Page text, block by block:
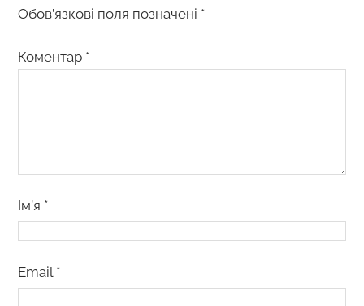
Обов’язкові поля позначені *
Коментар *
Ім’я *
Email *